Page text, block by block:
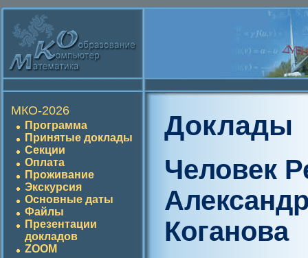
МКО-2026
Программа
Принятые доклады
Секции
Оплата
Проживание
Экскурсия
Основные даты
Файлы
Презентации
докладов
ZOOM
Доклады
Человек
Коганова